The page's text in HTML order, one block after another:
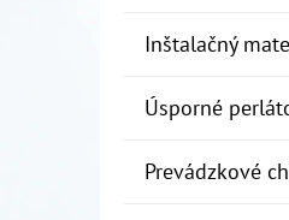
Inštalačný
Úsporné
Prevádzkové